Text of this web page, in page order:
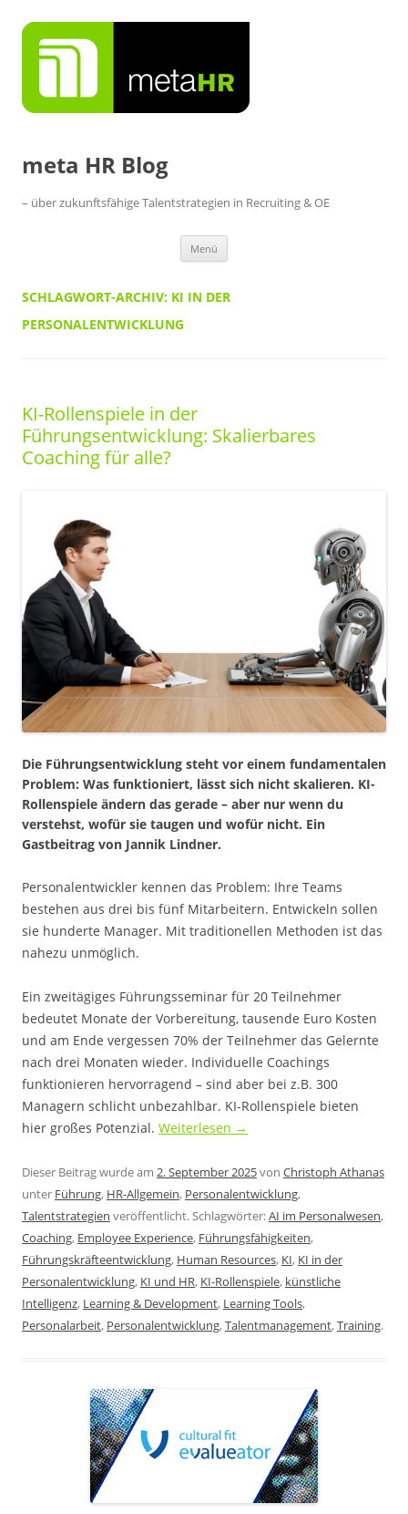
Inhalt
springen
meta HR Blog
– über zukunftsfähige Talentstrategien in Recruiting & OE
Menü
SCHLAGWORT-ARCHIV: KI IN DER
PERSONALENTWICKLUNG
KI-Rollenspiele in der
Führungsentwicklung: Skalierbares
Coaching für alle?
Die Führungsentwicklung steht vor einem fundamentalen
Problem: Was funktioniert, lässt sich nicht skalieren. KI-
Rollenspiele ändern das gerade – aber nur wenn du
verstehst, wofür sie taugen und wofür nicht. Ein
Gastbeitrag von Jannik Lindner.
Personalentwickler kennen das Problem: Ihre Teams
bestehen aus drei bis fünf Mitarbeitern. Entwickeln sollen
sie hunderte Manager. Mit traditionellen Methoden ist das
nahezu unmöglich.
Ein zweitägiges Führungsseminar für 20 Teilnehmer
bedeutet Monate der Vorbereitung, tausende Euro Kosten
und am Ende vergessen 70% der Teilnehmer das Gelernte
nach drei Monaten wieder. Individuelle Coachings
funktionieren hervorragend – sind aber bei z.B. 300
Managern schlicht unbezahlbar. KI-Rollenspiele bieten
hier großes Potenzial. Weiterlesen →
Dieser Beitrag wurde am 2. September 2025von Christoph Athanas
unter Führung, HR-Allgemein, Personalentwicklung,
Talentstrategien veröffentlicht. Schlagwörter:AI im Personalwesen,
Coaching, Employee Experience, Führungsfähigkeiten,
Führungskräfteentwicklung, Human Resources, KI, KI in der
Personalentwicklung, KI und HR, KI-Rollenspiele, künstliche
Intelligenz, Learning & Development, Learning Tools,
Personalarbeit, Personalentwicklung,Talentmanagement,Training.